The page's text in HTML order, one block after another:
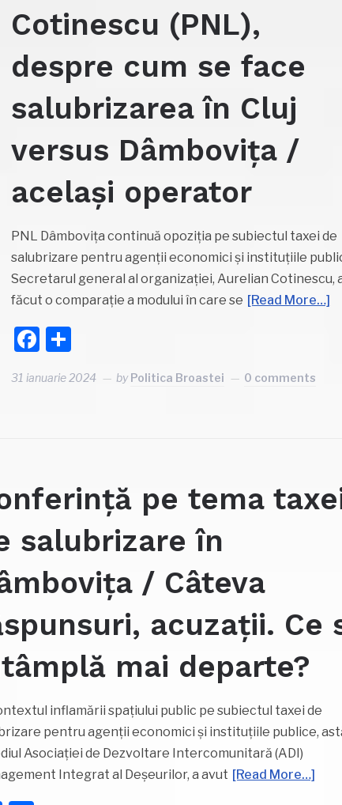
Cotinescu (PNL),
despre cum se face
salubrizarea în Cluj
versus Dâmbovița /
același operator
PNL Dâmbovița continuă opoziția pe subiectul taxei de
salubrizare pentru agenții economici și instituțiile
Secretarul general al organizației, Aurelian Cotinescu,
făcut o comparație a modului în care se [Read More…]
Facebook
31 ianuarie 2024 byPolitica Broastei 0 comments
pe tema
salubrizare în
/ Câteva
acuzații. Ce
mai departe?
inflamării spațiului public pe subiectul taxei de
pentru agenții economici și instituțiile publice,
Asociației de Dezvoltare Intercomunitară (ADI)
Integrat al Deșeurilor, a avut [Read More…]